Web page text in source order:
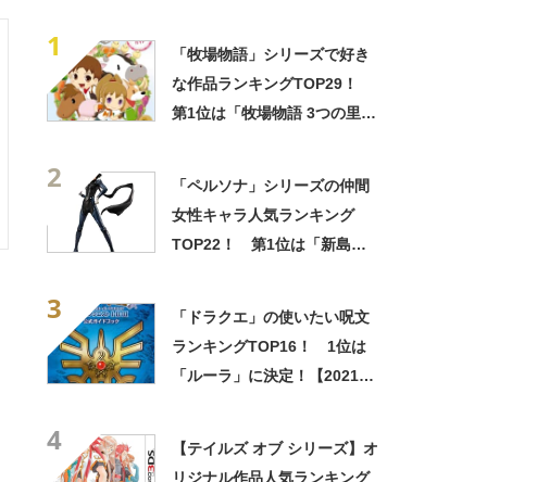
1
「牧場物語」シリーズで好き
な作品ランキングTOP29！
第1位は「牧場物語 3つの里の
2
「ペルソナ」シリーズの仲間
女性キャラ人気ランキング
TOP22！ 第1位は「新島
3
「ドラクエ」の使いたい呪文
ランキングTOP16！ 1位は
「ルーラ」に決定！【2021年
4
【テイルズ オブ シリーズ】オ
リジナル作品人気ランキング